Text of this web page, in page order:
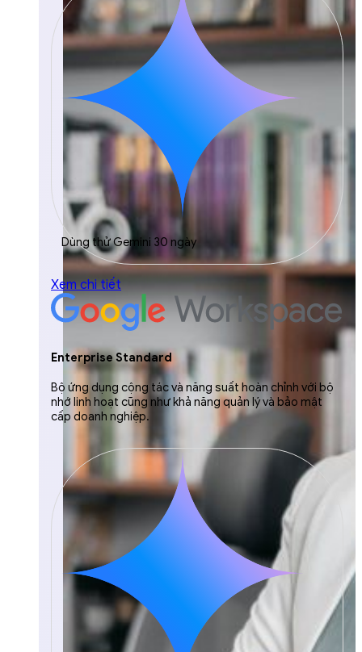
Dùng thử Gemini 30 ngày
Xem chi tiết
Enterprise Standard
Bộ ứng dụng cộng tác và năng suất hoàn chỉnh với bộ
nhớ linh hoạt cũng như khả năng quản lý và bảo mật
cấp doanh nghiệp.